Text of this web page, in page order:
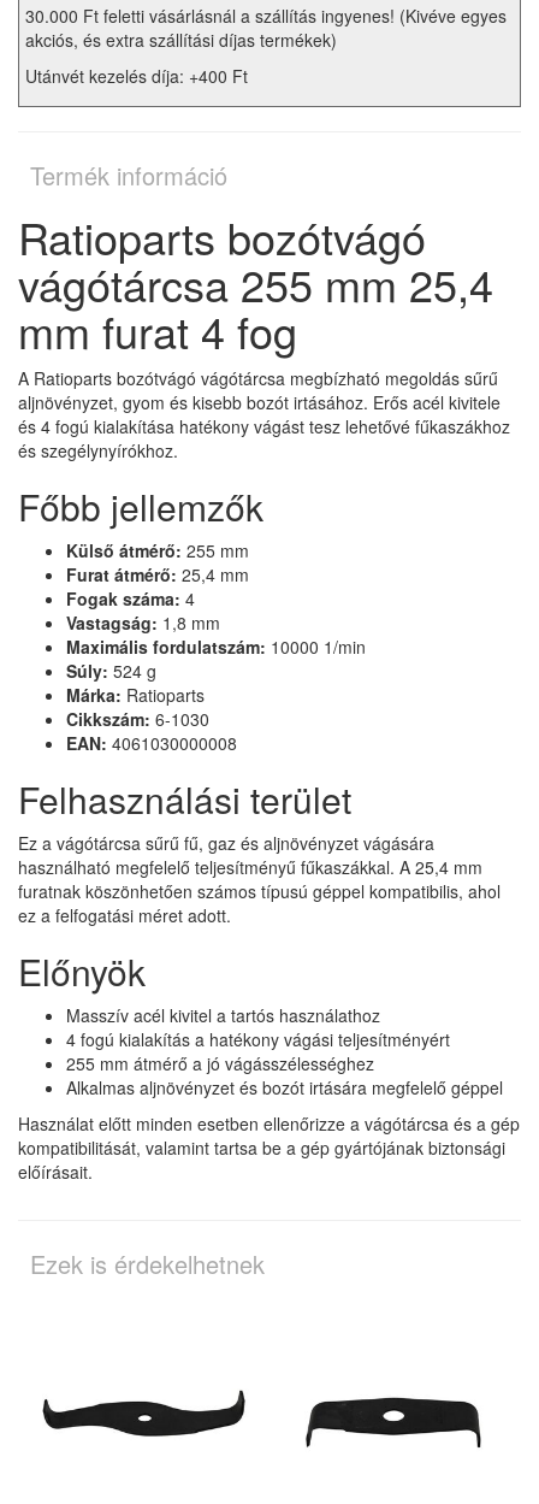
30.000 Ft feletti vásárlásnál a szállítás ingyenes! (Kivéve egyes
akciós, és extra szállítási díjas termékek)
Utánvét kezelés díja: +400 Ft
Termék információ
Ratioparts bozótvágó
vágótárcsa 255 mm 25,4
mm furat 4 fog
A Ratioparts bozótvágó vágótárcsa megbízható megoldás sűrű
aljnövényzet, gyom és kisebb bozót irtásához. Erős acél kivitele
és 4 fogú kialakítása hatékony vágást tesz lehetővé fűkaszákhoz
és szegélynyírókhoz.
Főbb jellemzők
Külső átmérő: 255 mm
Furat átmérő: 25,4 mm
Fogak száma: 4
Vastagság: 1,8 mm
Maximális fordulatszám: 10000 1/min
Súly: 524 g
Márka: Ratioparts
Cikkszám: 6-1030
EAN: 4061030000008
Felhasználási terület
Ez a vágótárcsa sűrű fű, gaz és aljnövényzet vágására
használható megfelelő teljesítményű fűkaszákkal. A 25,4 mm
furatnak köszönhetően számos típusú géppel kompatibilis, ahol
ez a felfogatási méret adott.
Előnyök
Masszív acél kivitel a tartós használathoz
4 fogú kialakítás a hatékony vágási teljesítményért
255 mm átmérő a jó vágásszélességhez
Alkalmas aljnövényzet és bozót irtására megfelelő géppel
Használat előtt minden esetben ellenőrizze a vágótárcsa és a gép
kompatibilitását, valamint tartsa be a gép gyártójának biztonsági
előírásait.
Ezek is érdekelhetnek